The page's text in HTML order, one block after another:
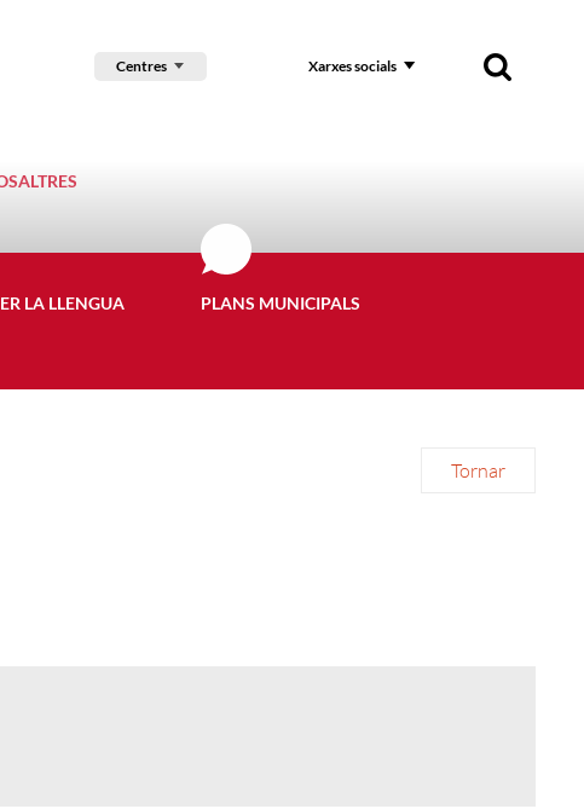
Centres Xarxes socials
LA LLENGUA PLANS MUNICIPALS
Tornar